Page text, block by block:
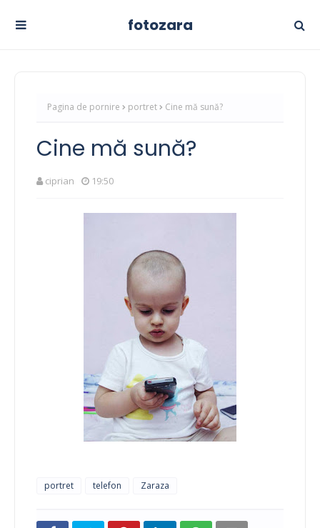
fotozara
Pagina de pornire portret Cine mă sună?
Cine mă sună?
ciprian 19:50
portret telefon Zaraza